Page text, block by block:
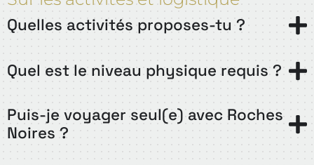
Quelles activités proposes-tu ?
Quel est le niveau physique requis ?
Puis-je voyager seul(e) avec Roches
Noires ?